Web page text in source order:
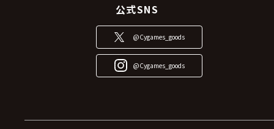
公式SNS
@Cygames_goods
@Cygames_goods